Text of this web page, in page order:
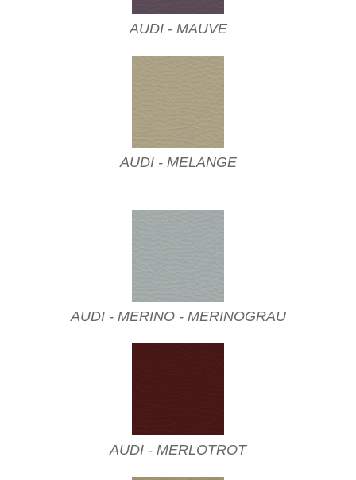
AUDI - MAUVE
AUDI - MELANGE
AUDI - MERINO - MERINOGRAU
AUDI - MERLOTROT